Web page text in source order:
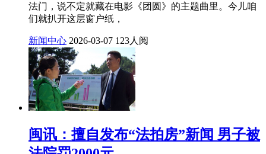
法门，说不定就藏在电影《团圆》的主题曲里。今儿咱
们就扒开这层窗户纸，
新闻中心 2026-03-07 123人阅
闽讯：擅自发布“法拍房”新闻 男子被